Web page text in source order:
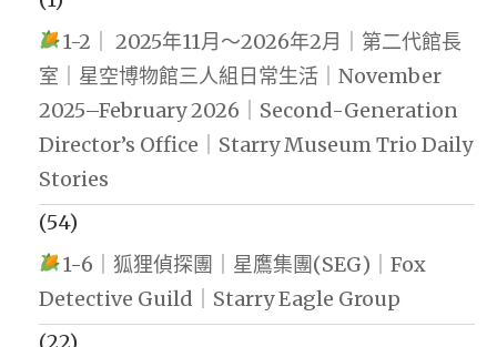
1-2｜ 2025年11月～2026年2月｜第二代館長
室｜星空博物館三人組日常生活｜November
2025–February 2026｜Second-Generation
Director’s Office｜Starry Museum Trio Daily
Stories
(54)
1-6｜狐狸偵探團｜星鷹集團(SEG)｜Fox
Detective Guild｜Starry Eagle Group
(22)